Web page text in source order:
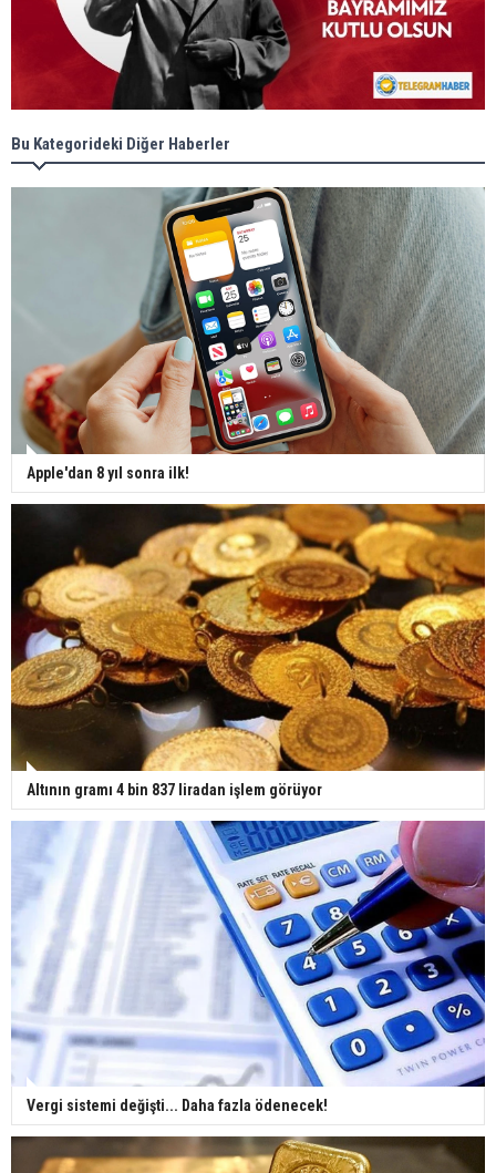
Bu Kategorideki Diğer Haberler
Apple'dan 8 yıl sonra ilk!
Altının gramı 4 bin 837 liradan işlem görüyor
Vergi sistemi değişti... Daha fazla ödenecek!